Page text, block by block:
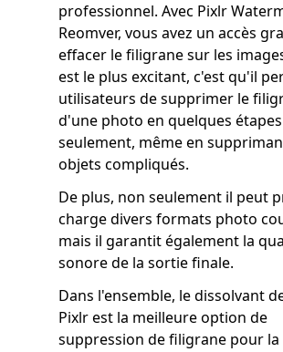
professionnel. Avec Pixlr
Reomver, vous avez un accès
effacer le filigrane sur les
est le plus excitant, c'est qu'il
utilisateurs de supprimer le
d'une photo en quelques étapes
seulement, même en
objets compliqués.
De plus, non seulement il peut
charge divers formats photo
mais il garantit également la
sonore de la sortie finale.
Dans l'ensemble, le dissolvant
Pixlr est la meilleure option de
suppression de filigrane pour la